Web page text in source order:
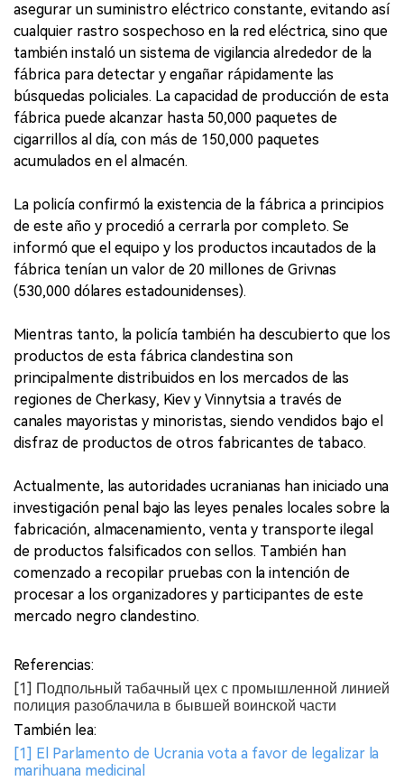
asegurar un suministro eléctrico constante, evitando así
cualquier rastro sospechoso en la red eléctrica, sino que
también instaló un sistema de vigilancia alrededor de la
fábrica para detectar y engañar rápidamente las
búsquedas policiales. La capacidad de producción de esta
fábrica puede alcanzar hasta 50,000 paquetes de
cigarrillos al día, con más de 150,000 paquetes
acumulados en el almacén.
La policía confirmó la existencia de la fábrica a principios
de este año y procedió a cerrarla por completo. Se
informó que el equipo y los productos incautados de la
fábrica tenían un valor de 20 millones de Grivnas
(530,000 dólares estadounidenses).
Mientras tanto, la policía también ha descubierto que los
productos de esta fábrica clandestina son
principalmente distribuidos en los mercados de las
regiones de Cherkasy, Kiev y Vinnytsia a través de
canales mayoristas y minoristas, siendo vendidos bajo el
disfraz de productos de otros fabricantes de tabaco.
Actualmente, las autoridades ucranianas han iniciado una
investigación penal bajo las leyes penales locales sobre la
fabricación, almacenamiento, venta y transporte ilegal
de productos falsificados con sellos. También han
comenzado a recopilar pruebas con la intención de
procesar a los organizadores y participantes de este
mercado negro clandestino.
Referencias:
[1] Подпольный табачный цех с промышленной линией
полиция разоблачила в бывшей воинской части
También lea:
[1] El Parlamento de Ucrania vota a favor de legalizar la
marihuana medicinal